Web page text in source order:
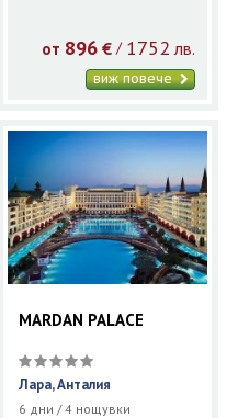
от 896 € / 1752 лв.
виж повече
MARDAN PALACE
Лара, Анталия
6 дни / 4 нощувки